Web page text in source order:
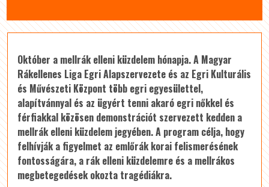
Október a mellrák elleni küzdelem hónapja. A Magyar
Rákellenes Liga Egri Alapszervezete és az Egri Kulturális
és Művészeti Központ több egri egyesülettel,
alapítvánnyal és az ügyért tenni akaró egri nőkkel és
férfiakkal közösen demonstrációt szervezett kedden a
mellrák elleni küzdelem jegyében. A program célja, hogy
felhívják a figyelmet az emlőrák korai felismerésének
fontosságára, a rák elleni küzdelemre és a mellrákos
megbetegedések okozta tragédiákra.